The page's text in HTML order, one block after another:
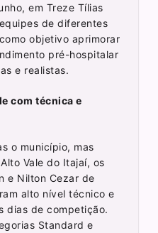
em Treze Tílias
de diferentes
objetivo aprimorar
pré-hospitalar
e realistas.
com técnica e
o município, mas
Vale do Itajaí, os
e Nilton Cezar de
alto nível técnico e
dias de competição.
Standard e